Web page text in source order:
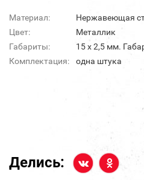
Материал:
Нержавеющая
Цвет:
Металлик
Габариты:
15 х 2,5 мм.
Комплектация:
одна штука
Делись: